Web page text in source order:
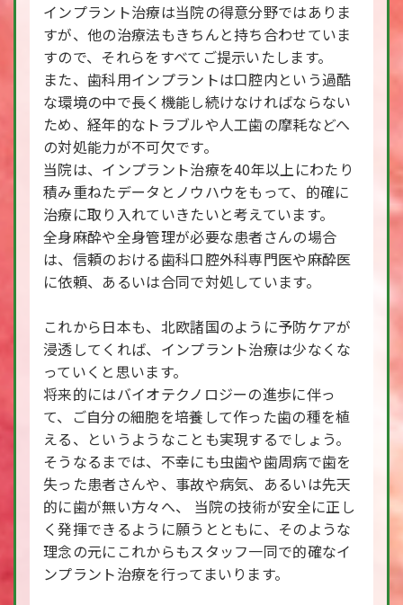
インプラント治療は当院の得意分野ではありま
すが、他の治療法もきちんと持ち合わせていま
すので、それらをすべてご提示いたします。
また、歯科用インプラントは口腔内という過酷
な環境の中で長く機能し続けなければならない
ため、経年的なトラブルや人工歯の摩耗などへ
の対処能力が不可欠です。
当院は、インプラント治療を40年以上にわたり
積み重ねたデータとノウハウをもって、的確に
治療に取り入れていきたいと考えています。
全身麻酔や全身管理が必要な患者さんの場合
は、信頼のおける歯科口腔外科専門医や麻酔医
に依頼、あるいは合同で対処しています。
これから日本も、北欧諸国のように予防ケアが
浸透してくれば、インプラント治療は少なくな
っていくと思います。
将来的にはバイオテクノロジーの進歩に伴っ
て、ご自分の細胞を培養して作った歯の種を植
える、というようなことも実現するでしょう。
そうなるまでは、不幸にも虫歯や歯周病で歯を
失った患者さんや、事故や病気、あるいは先天
的に歯が無い方々へ、 当院の技術が安全に正し
く発揮できるように願うとともに、そのような
理念の元にこれからもスタッフ一同で的確なイ
ンプラント治療を行ってまいります。